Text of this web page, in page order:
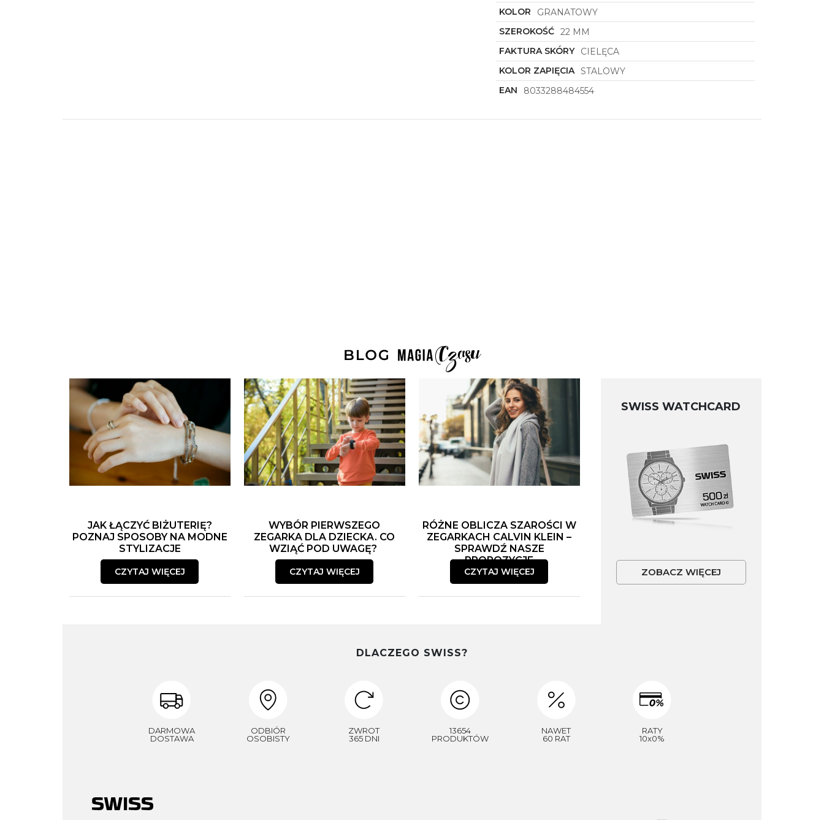
KOLOR
GRANATOWY
SZEROKOŚĆ 22 MM
FAKTURA SKÓRY
CIELĘCA
KOLOR ZAPIĘCIA STALOWY
EAN
8033288484554
JAK ŁĄCZYĆ BIŻUTERIĘ?
POZNAJ SPOSOBY NA MODNE
STYLIZACJE
CZYTAJ WIĘCEJ
WYBÓR PIERWSZEGO
ZEGARKA DLA DZIECKA. CO
WZIĄĆ POD UWAGĘ?
CZYTAJ WIĘCEJ
RÓŻNE OBLICZA SZAROŚCI W
ZEGARKACH CALVIN KLEIN –
SPRAWDŹ NASZE
PROPOZYCJE
CZYTAJ WIĘCEJ
SWISS WATCHCARD
ZOBACZ WIĘCEJ
DLACZEGO SWISS?
DARMOWA
DOSTAWA
ODBIÓR
OSOBISTY
ZWROT
365 DNI
13654
PRODUKTÓW
NAWET
60 RAT
RATY
10x0%